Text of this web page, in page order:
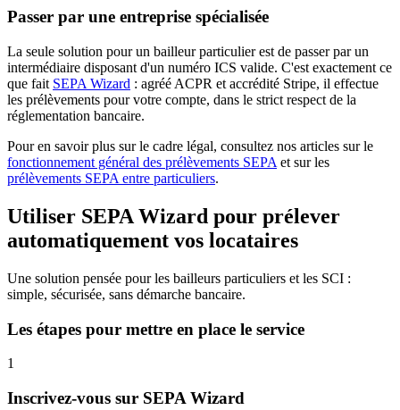
Passer par une entreprise spécialisée
La seule solution pour un bailleur particulier est de passer par un
intermédiaire disposant d'un numéro ICS valide. C'est exactement ce
que fait SEPA Wizard : agréé ACPR et accrédité Stripe, il effectue
les prélèvements pour votre compte, dans le strict respect de la
réglementation bancaire.
Pour en savoir plus sur le cadre légal, consultez nos articles sur le
fonctionnement général des prélèvements SEPA et sur les
prélèvements SEPA entre particuliers.
Utiliser SEPA Wizard pour prélever
automatiquement vos locataires
Une solution pensée pour les bailleurs particuliers et les SCI :
simple, sécurisée, sans démarche bancaire.
Les étapes pour mettre en place le service
1
Inscrivez-vous sur SEPA Wizard